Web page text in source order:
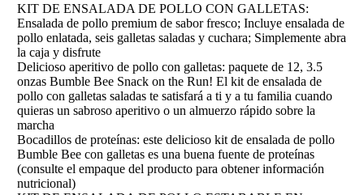
KIT DE ENSALADA DE POLLO CON GALLETAS:
Ensalada de pollo premium de sabor fresco; Incluye ensalada de
pollo enlatada, seis galletas saladas y cuchara; Simplemente abra
la caja y disfrute
Delicioso aperitivo de pollo con galletas: paquete de 12, 3.5
onzas Bumble Bee Snack on the Run! El kit de ensalada de
pollo con galletas saladas te satisfará a ti y a tu familia cuando
quieras un sabroso aperitivo o un almuerzo rápido sobre la
marcha
Bocadillos de proteínas: este delicioso kit de ensalada de pollo
Bumble Bee con galletas es una buena fuente de proteínas
(consulte el empaque del producto para obtener información
nutricional)